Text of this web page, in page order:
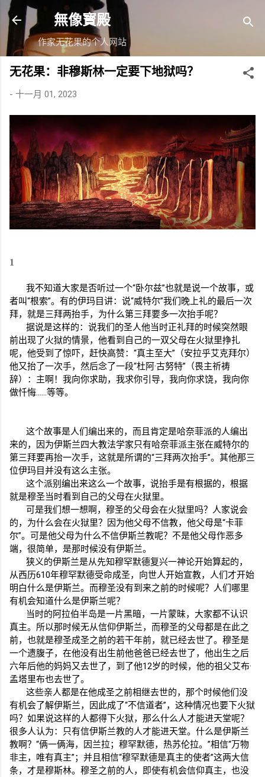
跳至主要内容
無像寳殿
作家无花果的个人网站
无花果：非穆斯林一定要下地狱吗？
- 十一月 01, 2023
1
我不知道大家是否听过一个“卧尔兹”也就是说一个故事，或
者叫“根索”。有的伊玛目讲：说“威特尔”我们晚上礼的最后一次
拜，就是三拜两抬手，为什么第三拜要多一次抬手呢？
据说是这样的：说我们的圣人他当时正礼拜的时候突然眼
前出现了火狱的情景，他看到自己的一双父母在火狱里挣扎
呢，他受到了惊吓，赶快高赞：“真主至大”（安拉乎艾克拜尔）
他又抬了一次手，然后念了一段“杜阿·古努特”（畏主祈祷
辞）：主啊！我向你求助，我求你引导，我向你求饶，我向你
做忏悔……等等。
这个故事是人们编出来的，而且肯定是哈奈菲派的人编出
来的，因为伊斯兰四大教法学家只有哈奈菲派主张在威特尔的
第三拜要再抬一次手，这就是所谓的“三拜两次抬手”。其他那三
位伊玛目并没有这么主张。
这个派别编出来这么一个故事，说抬手是有根据的，根据
就是穆圣当时看到自己的父母在火狱里。
可是我们想一想啊，穆圣的父母会在火狱里吗？人家说会
的，为什么会在火狱里？因为他父母不信教，他父母是“卡菲
尔”。可是他父母为什么不信伊斯兰教呢？不是他父母作恶多
端，很简单，是那时候没有伊斯兰。
狭义的伊斯兰是从先知穆罕默德复兴一神论开始算起的，
从西历610年穆罕默德受命成圣，向世人开始宣教，人们才开始
明白什么是伊斯兰。而穆圣没有到来之前的时候呢？人们哪里
有机会知道什么是伊斯兰呢？
当时的阿拉伯半岛是一片黑暗，一片蒙昧，大家都不认识
真主。所以那时候无从信仰伊斯兰，而穆圣的父母都是在此之
前，也就是穆圣成圣之前的若干年前，就已经去世了。穆圣是
一个遗腹子，在他没有出生前他爸爸已经去世了，他出生之后
六年后他的妈妈又去世了，到了他12岁的时候，他的祖父艾布·
孟塔里布也去世了。
这些亲人都是在他成圣之前相继去世的，那个时候他们没
有机会了解伊斯兰，因此成了“不信道者”，这种情况也要下火狱
吗？如果说这样的人都得下火狱，那么什么人才能进天堂呢？
很多人认为：只有信伊斯兰教的人才能进天堂。什么是伊斯兰
教啊？“俩一俩海，因兰拉；穆罕默德，热苏伦拉。”相信“万物
非主，唯有真主”；并且相信“穆罕默德是真主的使者”这两大信
条，才是穆斯林。穆圣之前的人，即使有机会信仰真主，也没